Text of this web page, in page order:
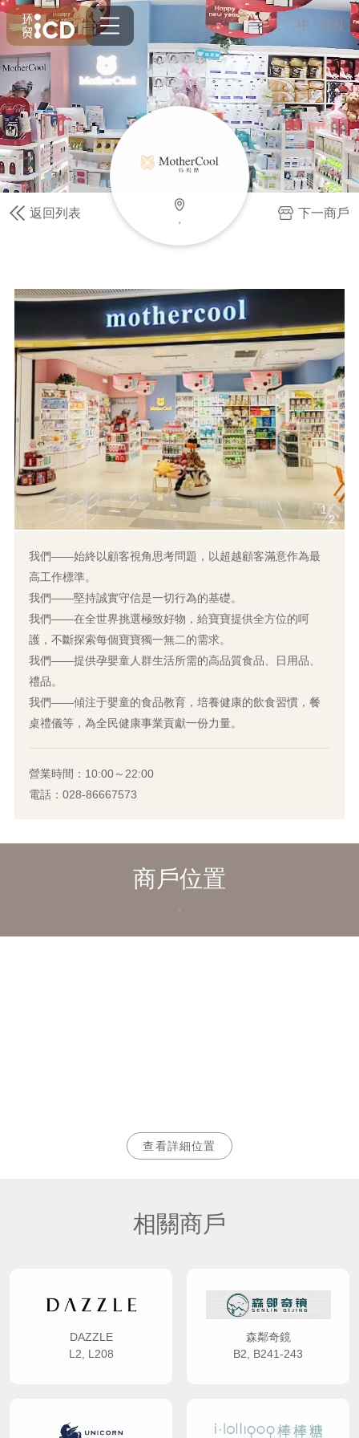
中 EN
，
返回列表 下一商戶
1
2
我們——始終以顧客視角思考問題，以超越顧客滿意作為最
高工作標準。
我們——堅持誠實守信是一切行為的基礎。
我們——在全世界挑選極致好物，給寶寶提供全方位的呵
護，不斷探索每個寶寶獨一無二的需求。
我們——提供孕嬰童人群生活所需的高品質食品、日用品、
禮品。
我們——傾注于嬰童的食品教育，培養健康的飲食習慣，餐
桌禮儀等，為全民健康事業貢獻一份力量。
營業時間：10:00～22:00
電話：028-86667573
商戶位置
查看詳細位置
相關商戶
DAZZLE
L2, L208
森鄰奇鏡
B2, B241-243